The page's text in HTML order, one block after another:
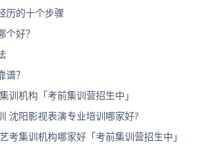
历的十个步骤
个好？
？
训机构「考前集训营招生中」
沈阳影视表演专业培训哪家好?
考集训机构哪家好「考前集训营招生中」